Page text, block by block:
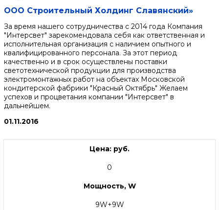
ООО Строительный Холдинг Славянский»
За время нашего сотрудничества с 2014 года Компания
"Интерсвет" зарекомендовала себя как ответственная и
исполнительная организация с наличием опытного и
квалифицированного персонала. За этот период
качественно и в срок осуществлены поставки
светотехнической продукции для производства
электромонтажных работ на объектах Московской
кондитерской фабрики "Красный Октябрь" Желаем
успехов и процветания компании "Интерсвет" в
дальнейшем.
01.11.2016
Цена: руб.
0
Мощность, W
9W+9W